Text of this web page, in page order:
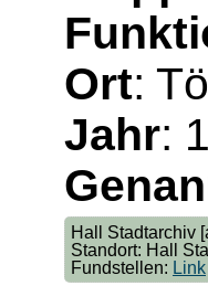
Ort:
Jahr:
Hall Stadtarchiv
Standort: Hall
Fundstellen: Link